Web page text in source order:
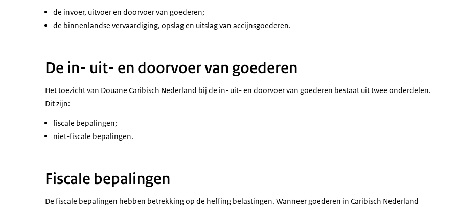
de invoer, uitvoer en doorvoer van goederen;
de binnenlandse vervaardiging, opslag en uitslag van accijnsgoederen.
De in- uit- en doorvoer van goederen
Het toezicht van Douane Caribisch Nederland bij de in- uit- en doorvoer van goederen bestaat uit twee onderdelen.
Dit zijn:
fiscale bepalingen;
niet-fiscale bepalingen.
Fiscale bepalingen
De fiscale bepalingen hebben betrekking op de heffing belastingen. Wanneer goederen in Caribisch Nederland